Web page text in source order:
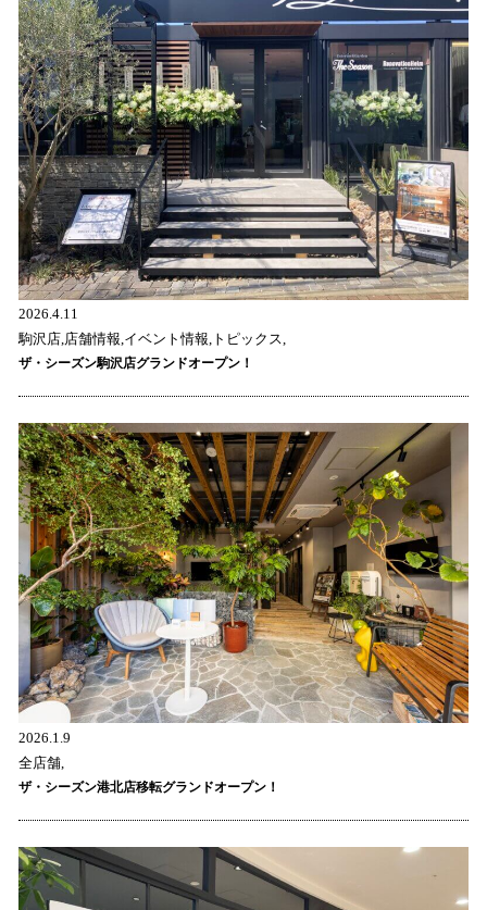
2026.4.11
駒沢店,店舗情報,イベント情報,トピックス,
ザ・シーズン駒沢店グランドオープン！
2026.1.9
全店舗,
ザ・シーズン港北店移転グランドオープン！